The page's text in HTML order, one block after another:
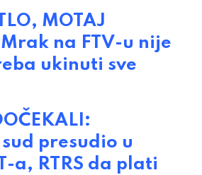
MOTAJ
Mrak na FTV-u nije
ukinuti sve
presudio u
a, RTRS da plati